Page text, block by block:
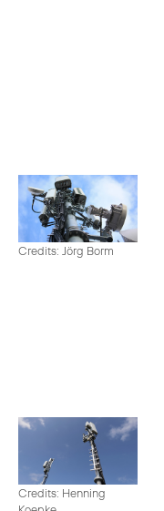
Credits: Jörg Borm
Credits: Henning